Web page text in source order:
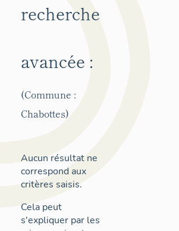
recherche
avancée :
(Commune :
Chabottes)
Aucun résultat ne
correspond aux
critères saisis.
Cela peut
s'expliquer par les